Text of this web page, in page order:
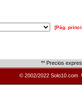
[Pág.
** Precios
© 2002/2022 Solo10.com